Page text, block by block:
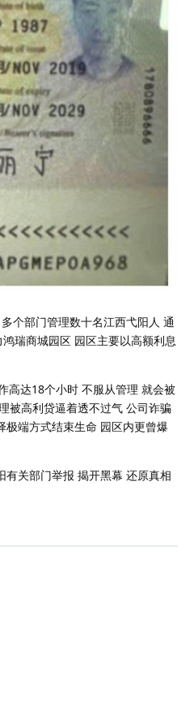
个部门管理数十名江西弋阳人 通
瑞商城园区 园区主要以高额利息
高达18个小时 不服从管理 就会被
被高利贷逼着透不过气 公司诈骗
端方式结束生命 园区内更曾爆
关部门举报 揭开黑幕 还原真相